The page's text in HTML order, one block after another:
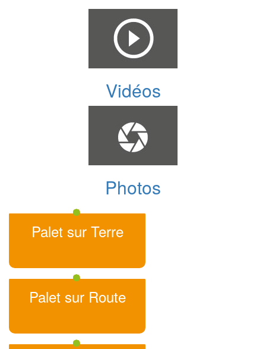
Vidéos
Photos
Palet sur Terre
Palet sur Route